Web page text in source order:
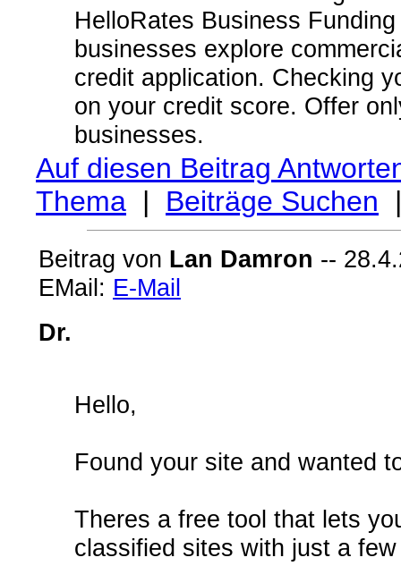
HelloRates Business
businesses explore
credit application. Checking
on your credit score. Offer
businesses.
Auf diesen Beitrag
Thema | Beiträge Suchen
Beitrag von Lan Damron --
EMail: E-Mail
Dr.
Hello,
Found your site and wanted
Theres a free tool that lets
classified sites with just a